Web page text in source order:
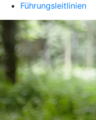
Führungsleitlinien